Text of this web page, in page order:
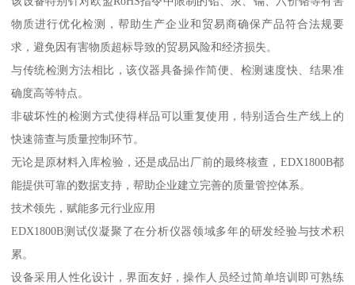
物质进行优化检测，帮助生产企业和贸易商确保产品符合法规要
求，避免因有害物质超标导致的贸易风险和经济损失。
与传统检测方法相比，该仪器具备操作简便、检测速度快、结果准
确度高等特点。
非破坏性的检测方式使得样品可以重复使用，特别适合生产线上的
快速筛查与质量控制环节。
无论是原材料入库检验，还是成品出厂前的最终核查，EDX1800B都
能提供可靠的数据支持，帮助企业建立完善的质量管控体系。
技术领先，赋能多元行业应用
EDX1800B测试仪凝聚了在分析仪器领域多年的研发经验与技术积
累。
设备采用人性化设计，界面友好，操作人员经过简单培训即可熟练